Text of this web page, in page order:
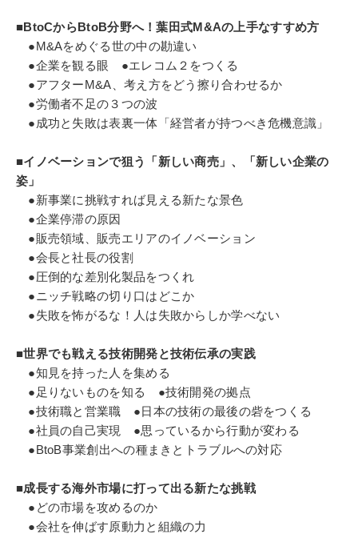
■BtoCからBtoB分野へ！葉田式M&Aの上手なすすめ方
●M&Aをめぐる世の中の勘違い
●企業を観る眼 ●エレコム２をつくる
●アフターM&A、考え方をどう擦り合わせるか
●労働者不足の３つの波
●成功と失敗は表裏一体「経営者が持つべき危機意識」
■イノベーションで狙う「新しい商売」、「新しい企業の
姿」
●新事業に挑戦すれば見える新たな景色
●企業停滞の原因
●販売領域、販売エリアのイノベーション
●会長と社長の役割
●圧倒的な差別化製品をつくれ
●ニッチ戦略の切り口はどこか
●失敗を怖がるな！人は失敗からしか学べない
■世界でも戦える技術開発と技術伝承の実践
●知見を持った人を集める
●足りないものを知る ●技術開発の拠点
●技術職と営業職 ●日本の技術の最後の砦をつくる
●社員の自己実現 ●思っているから行動が変わる
●BtoB事業創出への種まきとトラブルへの対応
■成長する海外市場に打って出る新たな挑戦
●どの市場を攻めるのか
●会社を伸ばす原動力と組織の力